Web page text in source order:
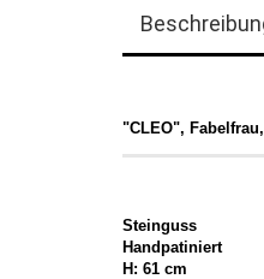
"CLEO",
Steinguss
Handpatiniert
H: 61 cm